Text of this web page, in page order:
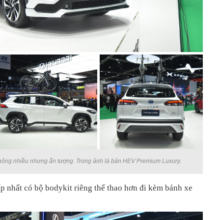
nhiều nhưng ấn tượng. Trong ảnh là bản HEV Premium Luxury.
nhất có bộ bodykit riêng thể thao hơn đi kèm bánh xe